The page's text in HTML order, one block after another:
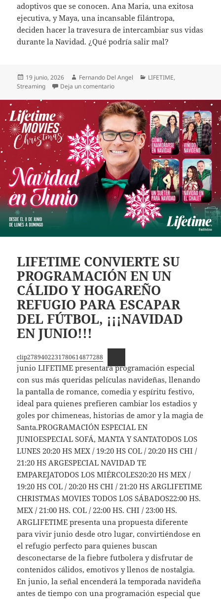
adoptivos que se conocen. Ana Maria, una exitosa
ejecutiva, y Maya, una incansable filántropa,
deciden hacer la travesura de intercambiar sus vidas
durante la Navidad. ¿Qué podría salir mal?
Publicado
el
19 junio, 2026 Autor
Fernando Del Angel Categorías
LIFETIME,
Streaming
Deja un comentarioen LIFETIME PRESENTA EL
LIFETIME CONVIERTE SU
PROGRAMACIÓN EN UN
CÁLIDO Y HOGAREÑO
REFUGIO PARA ESCAPAR
DEL FÚTBOL, ¡¡¡NAVIDAD
EN JUNIO!!!
clip2789402231780614877288
junio LIFETIME presentará programación especial
con sus más queridas películas navideñas, llenando
la pantalla de romance, comedia y espíritu festivo,
ideal para quienes prefieren cambiar los estadios y
goles por chimeneas, historias de amor y la magia de
Santa.PROGRAMACIÓN ESPECIAL EN
JUNIOESPECIAL SOFÁ, MANTA Y SANTATODOS LOS
LUNES 20:20 HS MEX / 19:20 HS COL / 20:20 HS CHI /
21:20 HS ARGESPECIAL NAVIDAD TE
EMPAREJATODOS LOS MIÉRCOLES20:20 HS MEX /
19:20 HS COL / 20:20 HS CHI / 21:20 HS ARGLIFETIME
CHRISTMAS MOVIES TODOS LOS SÁBADOS22:00 HS.
MEX / 21:00 HS. COL / 22:00 HS. CHI / 23:00 HS.
ARGLIFETIME presenta una propuesta diferente
para vivir junio desde otro lugar, convirtiéndose en
el refugio perfecto para quienes buscan
desconectarse de la fiebre futbolera y disfrutar de
contenidos cálidos, emotivos y llenos de nostalgia.
En junio, la señal encenderá la temporada navideña
antes de tiempo con una programación especial que